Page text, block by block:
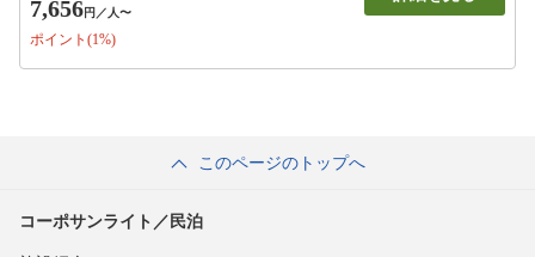
7,656円 ／人〜
ポイント(1%)
このページのトップへ
コーポサンライト／民泊